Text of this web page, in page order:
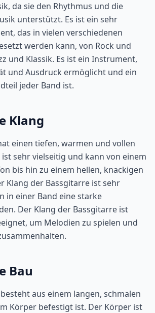
da sie den Rhythmus und die
unterstützt. Es ist ein sehr
das in vielen verschiedenen
werden kann, von Rock und
und Klassik. Es ist ein Instrument,
und Ausdruck ermöglicht und ein
jeder Band ist.
Klang
einen tiefen, warmen und vollen
ist sehr vielseitig und kann von einem
bis hin zu einem hellen, knackigen
Klang der Bassgitarre ist sehr
in einer Band eine starke
Der Klang der Bassgitarre ist
um Melodien zu spielen und
Bau
aus einem langen, schmalen
Körper befestigt ist. Der Körper ist